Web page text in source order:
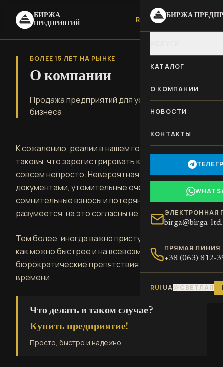
БИРЖА
ПРЕДПРИЯТИЙ RU UA БИРЖА
КАТАЛОГ
О КОМПАНИИ
НОВОСТИ
КОНТАКТЫ
ЭЛЕКТРОННАЯ
birga@birga-
ПРЯМАЯ ЛИНИЯ
+38 (063) 812-
RU| UA СВЕТЛАЯ
БОЛЕЕ 15 ЛЕТ НА РЫНКЕ
О компании
Продажа предприятий для успешного
бизнеса
К сожалению, реалии в нашем государстве
таковы, что зарегистрировать компанию с нуля
совсем непросто. Невероятная волокита с
документами, утомительные очереди,
сомнительные взносы и потерянные нервы —
разумеется, на это согласны не все.
Тем более, иногда важно приступить к работе
как можно быстрее и на всевозможные
бюрократические препятствия просто нет
времени.
Что делать в таком случае?
Купить предприятие!
Просто, быстро и надежно.